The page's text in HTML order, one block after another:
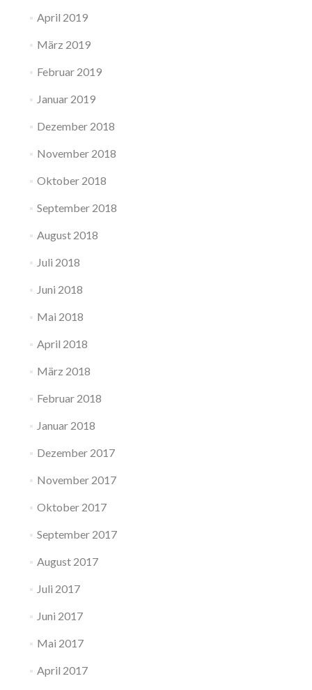
April 2019
März 2019
Februar 2019
Januar 2019
Dezember 2018
November 2018
Oktober 2018
September 2018
August 2018
Juli 2018
Juni 2018
Mai 2018
April 2018
März 2018
Februar 2018
Januar 2018
Dezember 2017
November 2017
Oktober 2017
September 2017
August 2017
Juli 2017
Juni 2017
Mai 2017
April 2017